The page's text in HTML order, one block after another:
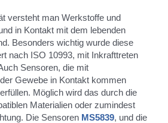
versteht man Werkstoffe und
in Kontakt mit dem lebenden
Besonders wichtig wurde diese
nach ISO 10993, mit Inkrafttreten
Sensoren, die mit
Gewebe in Kontakt kommen
Möglich wird das durch die
Materialien oder zumindest
Die Sensoren MS5839, und die